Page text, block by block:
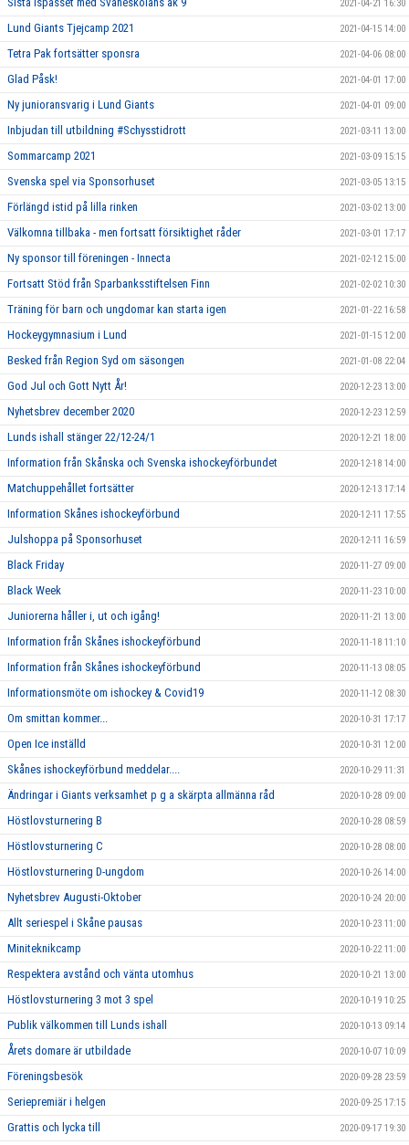
2021-04-21 16:30
Lund Giants Tjejcamp 2021 2021-04-15 14:00
Tetra Pak fortsätter sponsra 2021-04-06 08:00
Glad Påsk! 2021-04-01 17:00
Ny junioransvarig i Lund Giants 2021-04-01 09:00
Inbjudan till utbildning #Schysstidrott 2021-03-11 13:00
Sommarcamp 2021 2021-03-09 15:15
Svenska spel via Sponsorhuset 2021-03-05 13:15
Förlängd istid på lilla rinken 2021-03-02 13:00
Välkomna tillbaka - men fortsatt försiktighet råder 2021-03-01 17:17
Ny sponsor till föreningen - Innecta 2021-02-12 15:00
Fortsatt Stöd från Sparbanksstiftelsen Finn 2021-02-02 10:30
Träning för barn och ungdomar kan starta igen 2021-01-22 16:58
Hockeygymnasium i Lund 2021-01-15 12:00
Besked från Region Syd om säsongen 2021-01-08 22:04
God Jul och Gott Nytt År! 2020-12-23 13:00
Nyhetsbrev december 2020 2020-12-23 12:59
Lunds ishall stänger 22/12-24/1 2020-12-21 18:00
Information från Skånska och Svenska ishockeyförbundet 2020-12-18 14:00
Matchuppehållet fortsätter 2020-12-13 17:14
Information Skånes ishockeyförbund 2020-12-11 17:55
Julshoppa på Sponsorhuset 2020-12-11 16:59
Black Friday 2020-11-27 09:00
Black Week 2020-11-23 10:00
Juniorerna håller i, ut och igång! 2020-11-21 13:00
Information från Skånes ishockeyförbund 2020-11-18 11:10
Information från Skånes ishockeyförbund 2020-11-13 08:05
Informationsmöte om ishockey & Covid19 2020-11-12 08:30
Om smittan kommer... 2020-10-31 17:17
Open Ice inställd 2020-10-31 12:00
Skånes ishockeyförbund meddelar.... 2020-10-29 11:31
Ändringar i Giants verksamhet p g a skärpta allmänna råd 2020-10-28 09:00
Höstlovsturnering B 2020-10-28 08:59
Höstlovsturnering C 2020-10-28 08:00
Höstlovsturnering D-ungdom 2020-10-26 14:00
Nyhetsbrev Augusti-Oktober 2020-10-24 20:00
Allt seriespel i Skåne pausas 2020-10-23 11:00
Miniteknikcamp 2020-10-22 11:00
Respektera avstånd och vänta utomhus 2020-10-21 13:00
Höstlovsturnering 3 mot 3 spel 2020-10-19 10:25
Publik välkommen till Lunds ishall 2020-10-13 09:14
Årets domare är utbildade 2020-10-07 10:09
Föreningsbesök 2020-09-28 23:59
Seriepremiär i helgen 2020-09-25 17:15
Grattis och lycka till 2020-09-17 19:30